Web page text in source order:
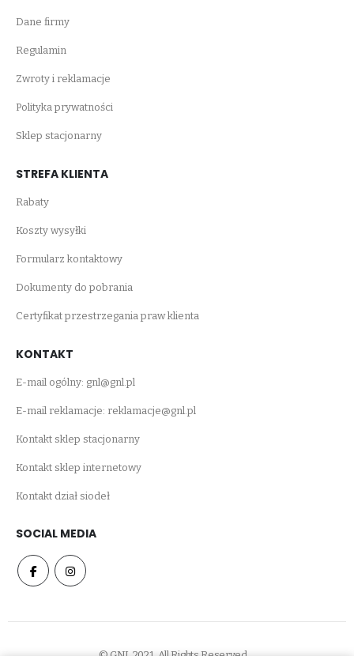
Dane firmy
Regulamin
Zwroty i reklamacje
Polityka prywatności
Sklep stacjonarny
STREFA KLIENTA
Rabaty
Koszty wysyłki
Formularz kontaktowy
Dokumenty do pobrania
Certyfikat przestrzegania praw klienta
KONTAKT
E-mail ogólny: gnl@gnl.pl
E-mail reklamacje: reklamacje@gnl.pl
Kontakt sklep stacjonarny
Kontakt sklep internetowy
Kontakt dział siodeł
SOCIAL MEDIA